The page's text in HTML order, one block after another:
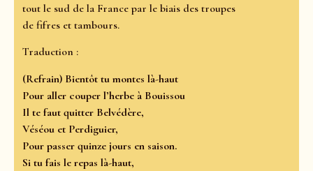
tout le sud de la France par le biais des troupes
de fifres et tambours.
Traduction :
(Refrain) Bientôt tu montes là-haut
Pour aller couper l’herbe à Bouissou
Il te faut quitter Belvédère,
Véséou et Perdiguier,
Pour passer quinze jours en saison.
Si tu fais le repas là-haut,